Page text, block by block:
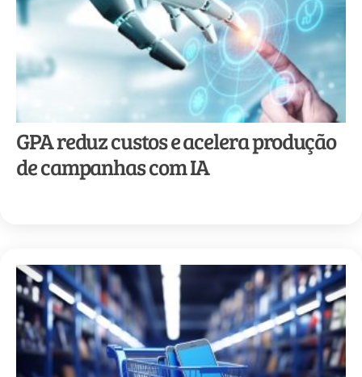
GPA reduz custos e acelera produção
de campanhas com IA